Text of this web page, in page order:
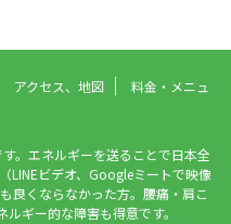
アクセス、地図
料金・メニュ
。エネルギーを送ることで日本全
LINEビデオ、Googleミートで映像
良くならなかった方。腰痛・肩こ
ギー的な障害も得意です。